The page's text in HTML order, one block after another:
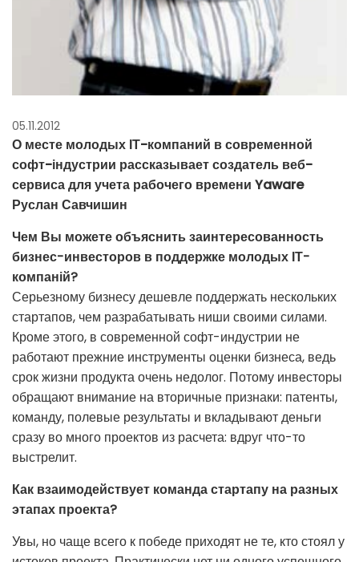
05.11.2012
О месте молодых ІТ-компаний в современной
софт-індустрии рассказывает создатель веб-
сервиса для учета рабочего времени Yaware
Руслан Савчишин
Чем Вы можете объяснить заинтересованность
бизнес-инвесторов в поддержке молодых ІТ-
компаній?
Серьезному бизнесу дешевле поддержать нескольких
стартапов, чем разрабатывать ниши своими силами.
Кроме этого, в современной софт-индустрии не
работают прежние инструменты оценки бизнеса, ведь
срок жизни продукта очень недолог. Потому инвесторы
обращают внимание на вторичные признаки: патенты,
команду, полевые результаты и вкладывают деньги
сразу во много проектов из расчета: вдруг что-то
выстрелит.
Как взаимодействует команда стартапу на разных
этапах проекта?
Увы, но чаще всего к победе приходят не те, кто стоял у